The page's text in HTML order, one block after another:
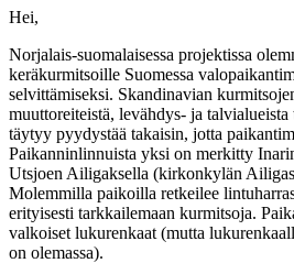
Hei,
Norjalais-suomalaisessa projektissa
keräkurmitsoille Suomessa
selvittämiseksi. Skandinavian
muuttoreiteistä, levähdys- ja
täytyy pyydystää takaisin, jotta
Paikanninlinnuista yksi on merkitty
Utsjoen Ailigaksella (kirkonkylän
Molemmilla paikoilla retkeilee
erityisesti tarkkailemaan kurmitsoja.
valkoiset lukurenkaat (mutta
on olemassa).